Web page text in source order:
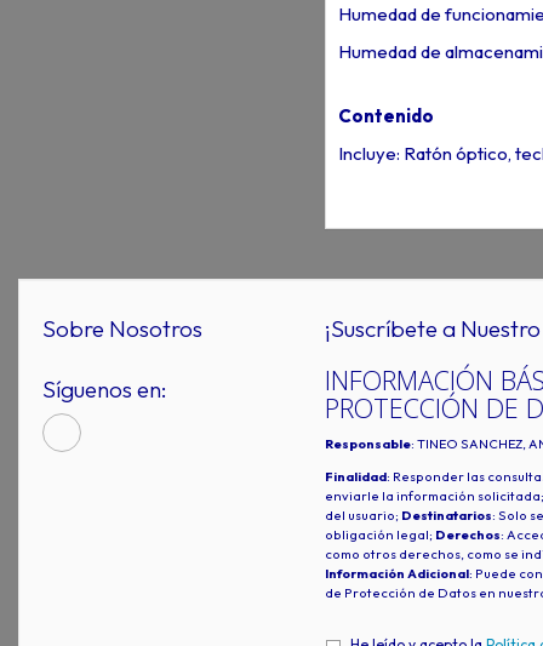
Humedad de
Humedad de
Contenido
Incluye: Ratón óptico,
Sobre Nosotros
Síguenos en:
¡Suscríbete a
INFORMACIÓN
PROTECCIÓN DE
Responsable: TINEO SANCHEZ,
Finalidad: Responder las
enviarle la información
del usuario; Destinatarios: Solo
obligación legal; Derechos:
como otros derechos, como se
Información Adicional: Puede
de Protección de Datos en